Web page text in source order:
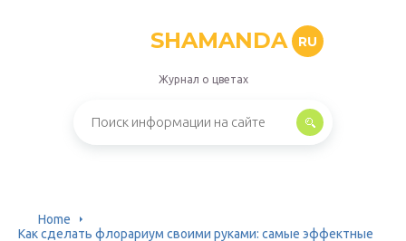
SHAMANDA RU
Журнал о цветах
Home
Как сделать флорариум своими руками: самые эффектные